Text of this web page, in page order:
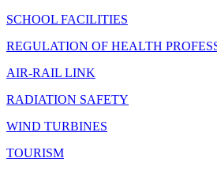
SCHOOL FACILITIES
REGULATION OF HEALTH
AIR-RAIL LINK
RADIATION SAFETY
WIND TURBINES
TOURISM